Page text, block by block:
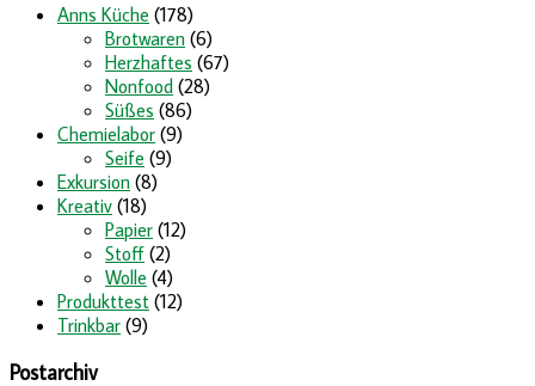
Anns Küche (178)
Brotwaren (6)
Herzhaftes (67)
Nonfood (28)
Süßes (86)
Chemielabor (9)
Seife (9)
Exkursion (8)
Kreativ (18)
Papier (12)
Stoff (2)
Wolle (4)
Produkttest (12)
Trinkbar (9)
Postarchiv